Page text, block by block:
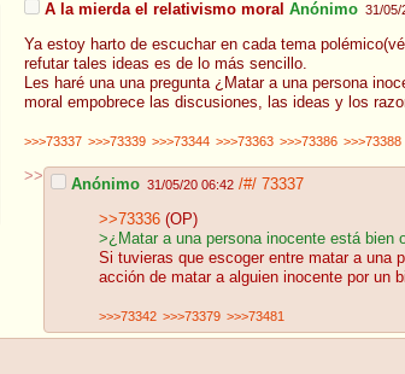
A la mierda el relativismo moral Anónimo 31/05/
Ya estoy harto de escuchar en cada tema
refutar tales ideas es de lo más sencillo.
Les haré una una pregunta ¿Matar a una persona
moral empobrece las discusiones, las ideas y los
>>>73337 >>>73339 >>>73344 >>>73363 >>>73386 >>>73388
>> Anónimo 31/05/20 06:42 /#/ 73337
>>73336 (OP)
>¿Matar a una persona inocente está bien
Si tuvieras que escoger entre matar a una
acción de matar a alguien inocente por un
>>>73342 >>>73379 >>>73481